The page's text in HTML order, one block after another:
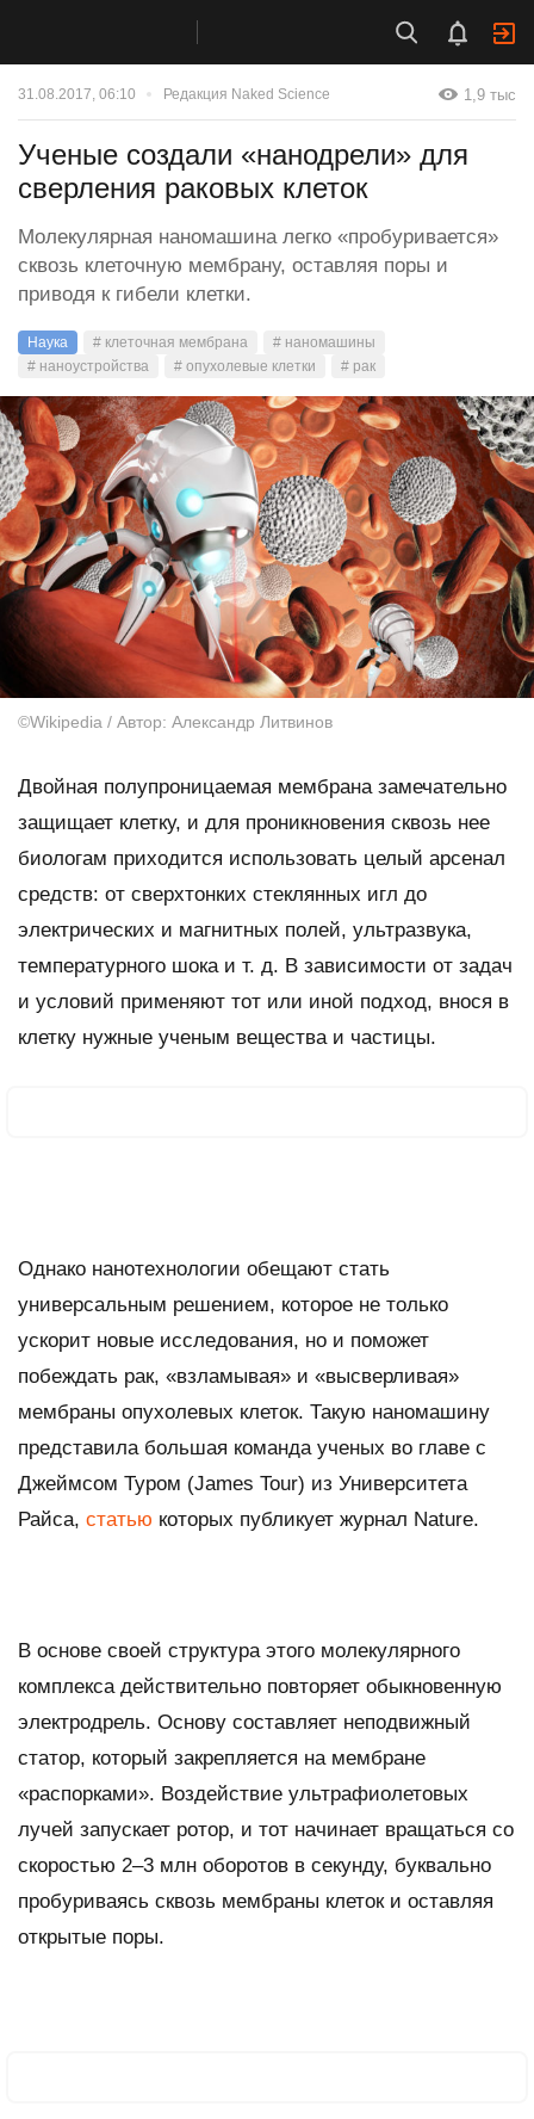
31.08.2017, 06:10 Редакция Naked Science 1,9 тыс
Ученые создали «нанодрели» для
сверления раковых клеток
Молекулярная наномашина легко «пробуривается»
сквозь клеточную мембрану, оставляя поры и
приводя к гибели клетки.
Наука # клеточная мембрана
# наномашины
# наноустройства
# опухолевые клетки # рак
©Wikipedia / Автор: Александр Литвинов
Двойная полупроницаемая мембрана замечательно
защищает клетку, и для проникновения сквозь нее
биологам приходится использовать целый арсенал
средств: от сверхтонких стеклянных игл до
электрических и магнитных полей, ультразвука,
температурного шока и т. д. В зависимости от задач
и условий применяют тот или иной подход, внося в
клетку нужные ученым вещества и частицы.
Однако нанотехнологии обещают стать
универсальным решением, которое не только
ускорит новые исследования, но и поможет
побеждать рак, «взламывая» и «высверливая»
мембраны опухолевых клеток. Такую наномашину
представила большая команда ученых во главе с
Джеймсом Туром (James Tour) из Университета
Райса, статью которых публикует журнал Nature.
В основе своей структура этого молекулярного
комплекса действительно повторяет обыкновенную
электродрель. Основу составляет неподвижный
статор, который закрепляется на мембране
«распорками». Воздействие ультрафиолетовых
лучей запускает ротор, и тот начинает вращаться со
скоростью 2–3 млн оборотов в секунду, буквально
пробуриваясь сквозь мембраны клеток и оставляя
открытые поры.